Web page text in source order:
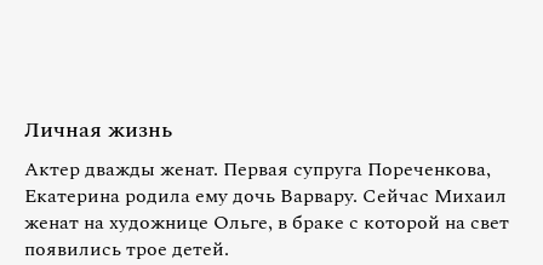
Личная жизнь
Актер дважды женат. Первая супруга Пореченкова,
Екатерина родила ему дочь Варвару. Сейчас Михаил
женат на художнице Ольге, в браке с которой на свет
появились трое детей.